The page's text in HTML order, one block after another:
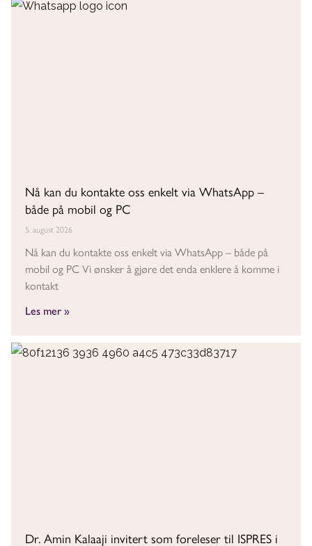
Nå kan du kontakte oss enkelt via WhatsApp –
både på mobil og PC
5. august 2026
Nå kan du kontakte oss enkelt via WhatsApp – både på
mobil og PC Vi ønsker å gjøre det enda enklere å komme i
kontakt
Les mer »
Dr. Amin Kalaaji invitert som foreleser til ISPRES i